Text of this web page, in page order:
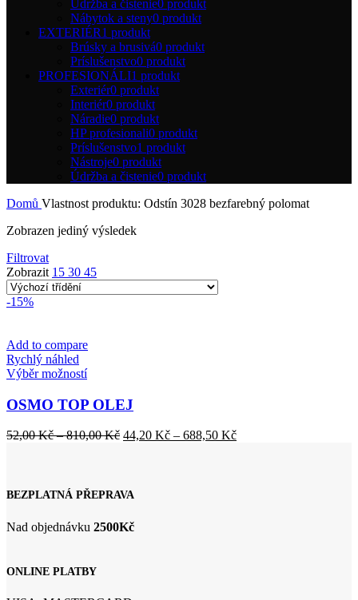
Údržba a čistenie0 produkt
Nábytok a steny0 produkt
EXTERIÉR1 produkt
Brúsky a brusivá0 produkt
Príslušenstvo0 produkt
PROFESIONÁLI1 produkt
Exteriér0 produkt
Interiér0 produkt
Náradie0 produkt
HP profesionali0 produkt
Príslušenstvo1 produkt
Nástroje0 produkt
Údržba a čistenie0 produkt
Domů Vlastnost produktu: Odstín 3028 bezfarebný polomat
Zobrazen jediný výsledek
Filtrovat
Zobrazit 15 30 45
-15%
Add to compare
Rychlý náhled
Výběr možnostíTento
má
více
variant.
Možnosti
na
stránce
OSMO TOP OLEJ
52,00Kč – 810,00KčRozpětí
810,00 Kč
44,20 Kč – 688,50 KčRozpětí
BEZPLATNÁ PŘEPRAVA
Nad objednávku 2500Kč
ONLINE PLATBY